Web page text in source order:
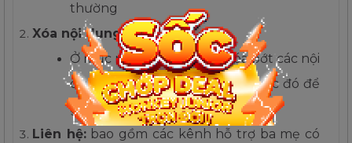
thường
Xóa nội dung đã tải
Ở mục này ba mẹ có thể xóa bớt các nội
dung đã tải và hoàn thành trước đó để
giải phóng bộ nhớ máy.
Liên hệ:bao gồm các kênh hỗ trợ ba mẹ có